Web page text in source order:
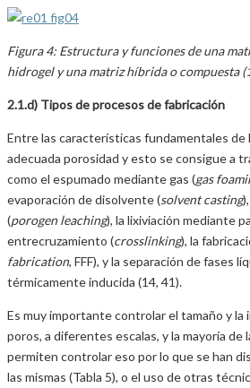
Figura 4: Estructura y funciones de una
hidrogel y una matriz híbrida o compuesta
2.1.d) Tipos de procesos de fabricación
Entre las características fundamentales de
adecuada porosidad y esto se consigue a
como el espumado mediante gas (gas
evaporación de disolvente (solvent casting
(porogen leaching), la lixiviación mediante
entrecruzamiento (crosslinking), la
fabrication, FFF), y la separación de fases
térmicamente inducida (14, 41).
Es muy importante controlar el tamaño y la
poros, a diferentes escalas, y la mayoría
permiten controlar eso por lo que se han
las mismas (Tabla 5), o el uso de otras